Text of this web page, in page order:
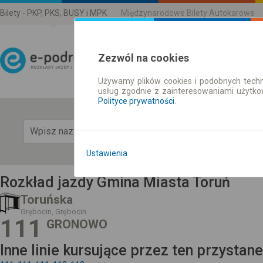
Bilety - PKP, PKS, BUSY i MPK Międzynarodowe Bilety Autokarowe
Rozkład Jazdy | Bilety
Rozkład jazdy Gmina Miasta Toruń
Toruńska
Grębocin, Grębocin
111 GRONOWO
Inne linie kursujące przez ten
Zezwól na cookies
Używamy plików cookies i podobnych
usług zgodnie z zainteresowaniami
Polityce prywatności
Ustawienia